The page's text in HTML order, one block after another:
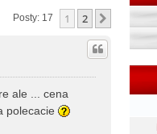
Posty: 17 1 2 Następna
ale ... cena
polecacie